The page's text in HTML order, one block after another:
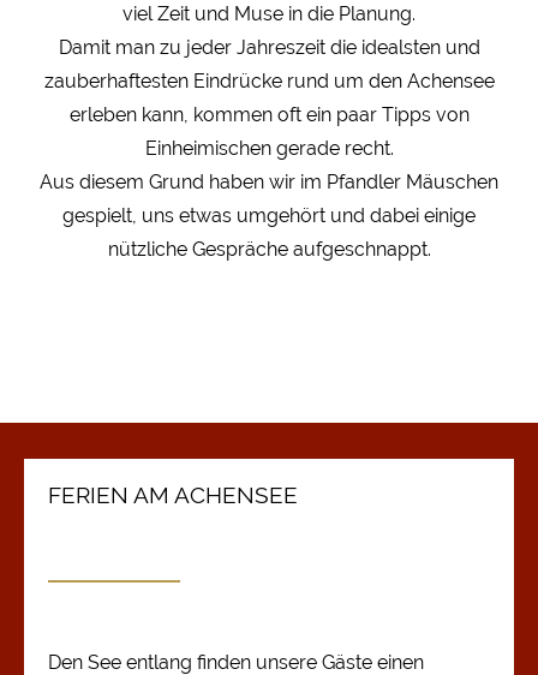
viel Zeit und Muse in die Planung.
Damit man zu jeder Jahreszeit die idealsten und
zauberhaftesten Eindrücke rund um den Achensee
erleben kann, kommen oft ein paar Tipps von
Einheimischen gerade recht.
Aus diesem Grund haben wir im Pfandler Mäuschen
gespielt, uns etwas umgehört und dabei einige
nützliche Gespräche aufgeschnappt.
FERIEN AM ACHENSEE
Den See entlang finden unsere Gäste einen